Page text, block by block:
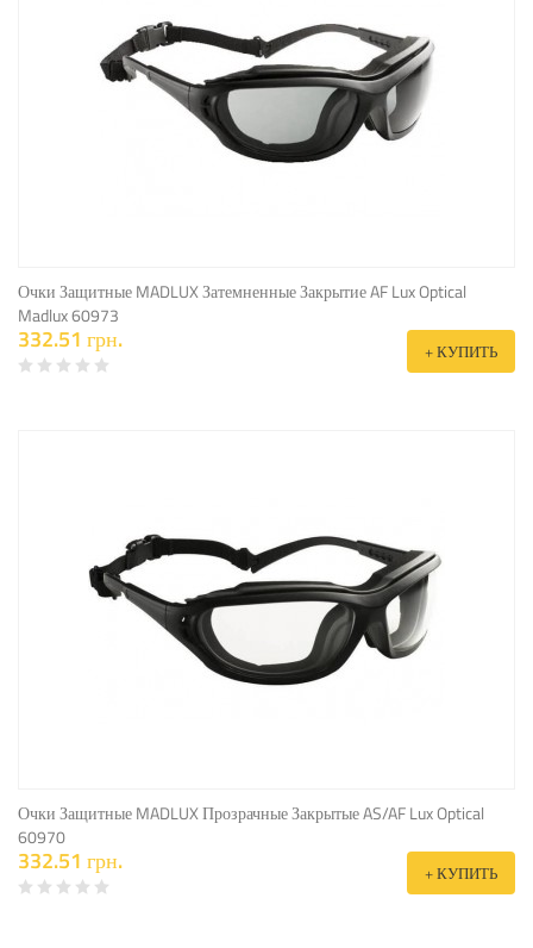
Очки Защитные MADLUX Затемненные Закрытие AF Lux Optical
Madlux 60973
332.51 грн. + КУПИТЬ
Очки Защитные MADLUX Прозрачные Закрытые AS/AF Lux Optical
60970
332.51 грн. + КУПИТЬ